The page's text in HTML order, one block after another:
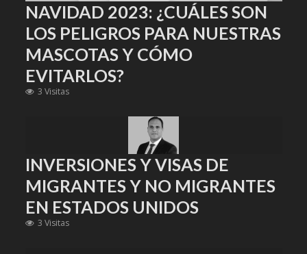
NAVIDAD 2023: ¿CUÁLES SON
LOS PELIGROS PARA NUESTRAS
MASCOTAS Y CÓMO
EVITARLOS?
3 Visitas
INVERSIONES Y VISAS DE
MIGRANTES Y NO MIGRANTES
EN ESTADOS UNIDOS
3 Visitas